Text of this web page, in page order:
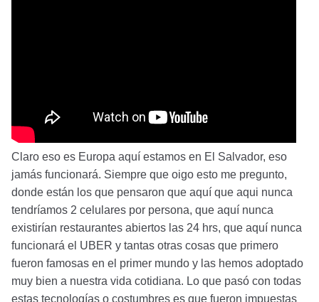
Claro eso es Europa aquí estamos en El Salvador, eso
jamás funcionará. Siempre que oigo esto me pregunto,
donde están los que pensaron que aquí que aqui nunca
tendríamos 2 celulares por persona, que aquí nunca
existirían restaurantes abiertos las 24 hrs, que aquí nunca
funcionará el UBER y tantas otras cosas que primero
fueron famosas en el primer mundo y las hemos adoptado
muy bien a nuestra vida cotidiana. Lo que pasó con todas
estas tecnologías o costumbres es que fueron impuestas